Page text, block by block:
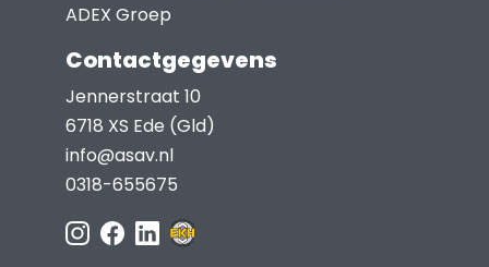
ADEX Groep
Contactgegevens
Jennerstraat 10
6718 XS Ede (Gld)
info@asav.nl
0318-655675